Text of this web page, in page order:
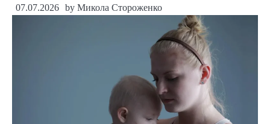
07.07.2026 by Микола Стороженко